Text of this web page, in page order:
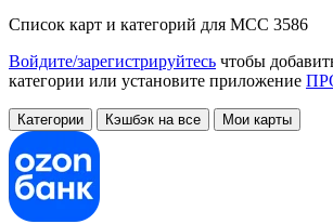
Список карт и категорий для MCC 3586
Войдите/зарегистрируйтесь чтобы
категории или установите приложение
Категории Кэшбэк на все Мои карты